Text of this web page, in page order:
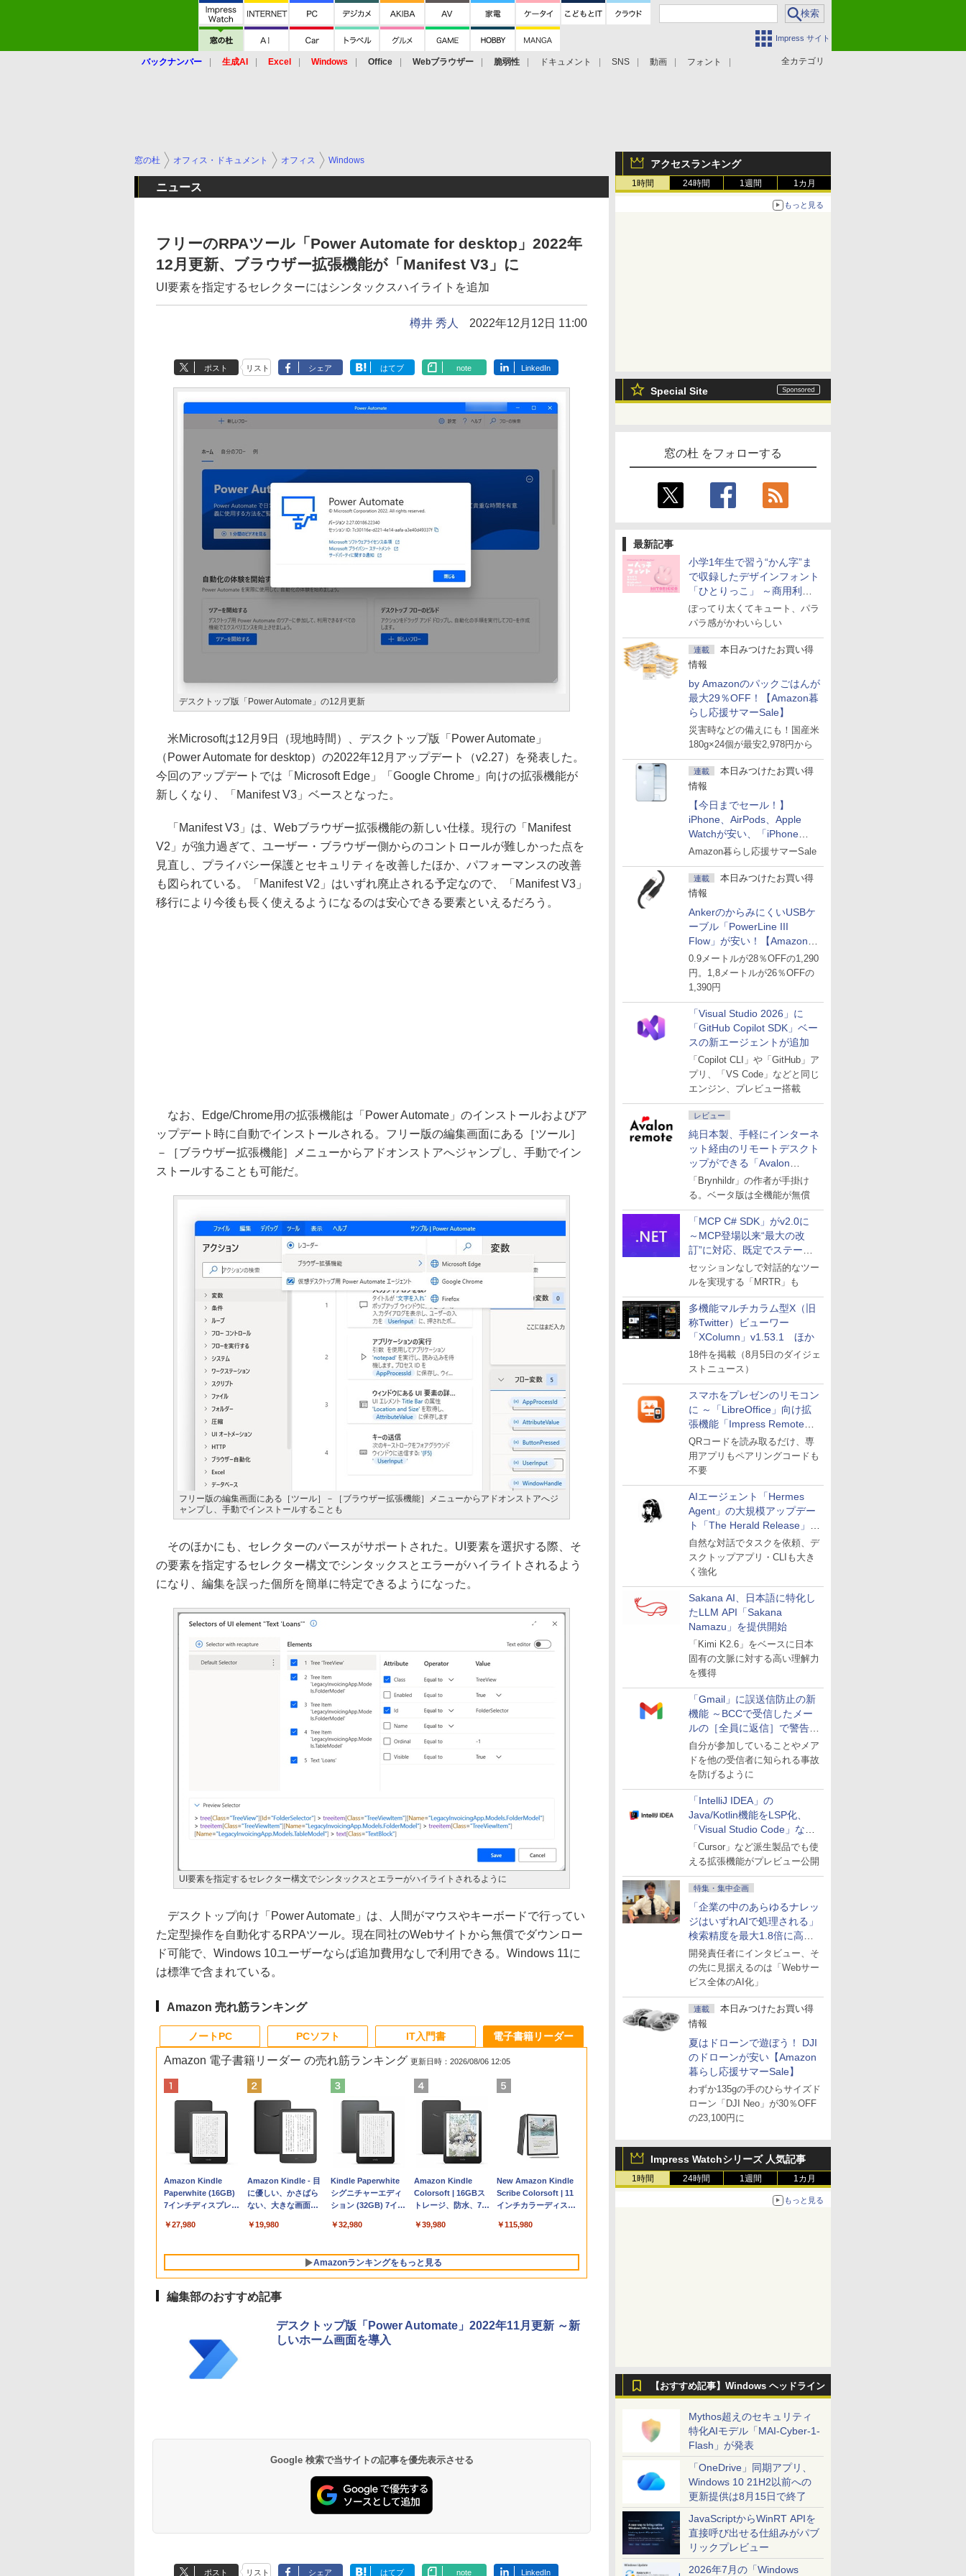
Impress サイト
全カテゴリ
バックナンバー 生成AI Excel Windows Office Webブラウザー 脆弱性 ドキュメント SNS 動画 フォント
アクセスランキング
1時間 24時間 1週間 1カ月
もっと見る
Special Site
窓の杜 をフォローする
最新記事
小学1年生で習う“かん字”ま
で収録したデザインフォント
「ひとりっこ」 ～商用利用
OK
ぽってり太くてキュート、パラ
パラ感がかわいらしい
連載
本日みつけたお買い得
情報
by Amazonのパックごはんが
最大29％OFF！【Amazon暮
らし応援サマーSale】
災害時などの備えにも！国産米
180g×24個が最安2,978円から
連載
本日みつけたお買い得
情報
【今日までセール！】
iPhone、AirPods、Apple
Watchが安い、「iPhone
Air」256GB版が139,800円な
Amazon暮らし応援サマーSale
連載
本日みつけたお買い得
情報
AnkerのからみにくいUSBケ
ーブル「PowerLine III
Flow」が安い！【Amazon暮
らし応援サマーSale】
0.9メートルが28％OFFの1,290
円。1,8メートルが26％OFFの
1,390円
「Visual Studio 2026」に
「GitHub Copilot SDK」ベー
スの新エージェントが追加
「Copilot CLI」や「GitHub」ア
プリ、「VS Code」などと同じ
エンジン、プレビュー搭載
レビュー
純日本製、手軽にインターネ
ット経由のリモートデスクト
ップができる「Avalon
remote」
「Brynhildr」の作者が手掛け
る。ベータ版は全機能が無償
「MCP C# SDK」がv2.0に
～MCP登場以来“最大の改
訂”に対応、既定でステート
レスへ
セッションなしで対話的なツー
ルを実現する「MRTR」も
多機能マルチカラム型X（旧
称Twitter）ビューワー
「XColumn」v1.53.1 ほか
18件を掲載（8月5日のダイジェ
ストニュース）
スマホをプレゼンのリモコン
に ～「LibreOffice」向け拡
張機能「Impress Remote」
が公開
QRコードを読み取るだけ、専
用アプリもペアリングコードも
不要
AIエージェント「Hermes
Agent」の大規模アップデー
ト「The Herald Release」が
公開
自然な対話でタスクを依頼、デ
スクトップアプリ・CLIも大き
く強化
Sakana AI、日本語に特化し
たLLM API「Sakana
Namazu」を提供開始
「Kimi K2.6」をベースに日本
固有の文脈に対する高い理解力
を獲得
「Gmail」に誤送信防止の新
機能 ～BCCで受信したメー
ルの［全員に返信］で警告を
表示
自分が参加していることやメア
ドを他の受信者に知られる事故
を防げるように
「IntelliJ IDEA」の
Java/Kotlin機能をLSP化、
「Visual Studio Code」など
にも開放
「Cursor」など派生製品でも使
える拡張機能がプレビュー公開
特集・集中企画
「企業の中のあらゆるナレッ
ジはいずれAIで処理される」
検索精度を最大1.8倍に高め
た「GMO AI RAG」は無償の
OSS版で「1社1RAG」を目
指す
開発責任者にインタビュー、そ
の先に見据えるのは「Webサー
ビス全体のAI化」
連載
本日みつけたお買い得
情報
夏はドローンで遊ぼう！ DJI
のドローンが安い【Amazon
暮らし応援サマーSale】
わずか135gの手のひらサイズド
ローン「DJI Neo」が30％OFF
の23,100円に
Impress Watchシリーズ 人気記事
1時間 24時間 1週間 1カ月
もっと見る
【おすすめ記事】Windows ヘッドライン
Mythos超えのセキュリティ
特化AIモデル「MAI-Cyber-1-
Flash」が発表
「OneDrive」同期アプリ、
Windows 10 21H2以前への
更新提供は8月15日で終了
JavaScriptからWinRT APIを
直接呼び出せる仕組みがパブ
リックプレビュー
2026年7月の「Windows
窓の杜 オフィス・ドキュメント オフィス Windows
ニュース
フリーのRPAツール「Power Automate for desktop」2022年
12月更新、ブラウザー拡張機能が「Manifest V3」に
UI要素を指定するセレクターにはシンタックスハイライトを追加
樽井 秀人 2022年12月12日 11:00
ポスト リスト シェア はてブ note LinkedIn
デスクトップ版「Power Automate」の12月更新
米Microsoftは12月9日（現地時間）、デスクトップ版「Power Automate」
（Power Automate for desktop）の2022年12月アップデート（v2.27）を発表した。
今回のアップデートでは「Microsoft Edge」「Google Chrome」向けの拡張機能が
新しくなり、「Manifest V3」ベースとなった。
「Manifest V3」は、Webブラウザー拡張機能の新しい仕様。現行の「Manifest
V2」が強力過ぎて、ユーザー・ブラウザー側からのコントロールが難しかった点を
見直し、プライバシー保護とセキュリティを改善したほか、パフォーマンスの改善
も図られている。「Manifest V2」はいずれ廃止される予定なので、「Manifest V3」
移行により今後も長く使えるようになるのは安心できる要素といえるだろう。
なお、Edge/Chrome用の拡張機能は「Power Automate」のインストールおよびア
ップデート時に自動でインストールされる。フリー版の編集画面にある［ツール］
－［ブラウザー拡張機能］メニューからアドオンストアへジャンプし、手動でイン
ストールすることも可能だ。
フリー版の編集画面にある［ツール］－［ブラウザー拡張機能］メニューからアドオンストアへジ
ャンプし、手動でインストールすることも
そのほかにも、セレクターのパースがサポートされた。UI要素を選択する際、そ
の要素を指定するセレクター構文でシンタックスとエラーがハイライトされるよう
になり、編集を誤った個所を簡単に特定できるようになった。
UI要素を指定するセレクター構文でシンタックスとエラーがハイライトされるように
デスクトップ向け「Power Automate」は、人間がマウスやキーボードで行ってい
た定型操作を自動化するRPAツール。現在同社のWebサイトから無償でダウンロー
ド可能で、Windows 10ユーザーならば追加費用なしで利用できる。Windows 11に
は標準で含まれている。
Amazon 売れ筋ランキング
ノートPC
Apple 2026
MacBook Neo A18
Proチップ搭載13イ
AIとApple
設計、Liquid Retina
ユニファイドメモ
リ、512GB SSDスト
レージ、1080p
￥137,800
tomtoc 360°保護
15.6 16インチ パソコ
ンケース Dell NEC
dynabook Lenovo
￥2,952
Apple 2026
MacBook Air M5チ
ップ搭載13インチノ
Apple Intelligence、
Retinaディスプレ
イ、24GBユニファイ
ドメモリ、1TB SSD
ド、Touch ID - スカ
イブルー
￥298,901
【Amazon.co.jp限
定】 HP ノートパソ
コン 15-fd 15.6イン
512GB SSD インテ
￥129,800
FMV ノートパソコン
WE1-K3 (MS 365
Personal/Copilotキー
型/Core i5/16GB/SSD
FMVWK3E15W_AZ
￥119,800
PCソフト
Xbox プリペイドカ
ード 10,000円 デジタ
ルコード 【旧 Xbox
ラインコード]
￥10,000
Robloxギフトカード
- 800 Robux 【限定
バーチャルアイテム
ンゲームコード】 ロ
インコード版
￥1,300
Microsoft Office
Home & Business
2024(最新 永続版)|オ
版|Windows11、
￥39,582
Robloxギフトカード
- 2,000 Robux 【限
定バーチャルアイテ
インゲームコード】
ラインコード版
￥3,200
Robloxギフトカード -
1000 Robux 【限定バ
ーチャルアイテムを含
ムコード】 ロブロック
版
￥1,600
IT入門書
生成AIパスポート公
式テキスト 第４版
￥1,766
AIイラスト表現辞典:
思い通りの絵を引き
出す プロンプトの言
ズ (はぴーイラスト
￥99
ClaudeCode いちば
んやさしい 教科書:
非エンジニア 初心者
マニュアル AI副業に
もKindle出版にも！
非エンジニアのため
のAIコーディング入
￥99
FM TOWNS ハイパ
ー・カタログ: 本体
ハードウェア・市販
フェクトリストと最
￥1,600
1冊ですべて身につく
HTML & CSSとWebデ
ザイン入門講座［第2
￥2,326
電子書籍リーダー
Amazon 電子書籍リーダー の売れ筋ランキング 更新日時：2026/08/06 12:05
Amazon Kindle
Paperwhite (16GB)
7インチディスプレ
ト、12週間持続バッ
ブラック
￥27,980
Amazon Kindle - 目
に優しい、かさばら
ない、大きな画面で
続バッテリー、6イン
書籍リーダー、ブラ
ック、16GB、広告な
し
￥19,980
Kindle Paperwhite
シグニチャーエディ
ション (32GB) 7イン
るさ自動調整、色調
持続バッテリー、広
告なし、メタリック
ブラック
￥32,980
Amazon Kindle
Colorsoft | 16GBス
トレージ、防水、7イ
レイ、色調調節ライ
ッテリー、広告無
し、ブラック (2025
年発売)
￥39,980
New Amazon Kindle
Scribe Colorsoft | 11
インチカラーディスプ
ジ、ノート機能搭載、
調節ライト、プレミア
イト
￥115,980
Amazonランキングをもっと見る
編集部のおすすめ記事
デスクトップ版「Power Automate」2022年11月更新 ～新
しいホーム画面を導入
Google 検索で当サイトの記事を優先表示させる
ポスト リスト シェア はてブ note LinkedIn